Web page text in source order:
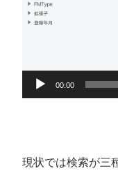
レ
ー
00:00
現状では検索が三